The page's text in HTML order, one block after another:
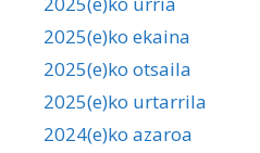
2025(e)ko ekaina
2025(e)ko otsaila
2025(e)ko urtarrila
2024(e)ko azaroa